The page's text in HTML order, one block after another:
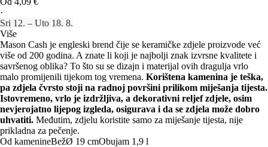
·
Sri 12. – Uto 18. 8.
Više
Mason Cash je engleski brend čije se keramičke zdjele proizvode već
više od 200 godina. A znate li koji je najbolji znak izvrsne kvalitete i
savršenog oblika? To što su se dizajn i materijal ovih dragulja vrlo
malo promijenili tijekom tog vremena. Korištena kamenina je teška,
pa zdjela čvrsto stoji na radnoj površini prilikom miješanja tijesta.
Istovremeno, vrlo je izdržljiva, a dekorativni reljef zdjele, osim
nevjerojatno lijepog izgleda, osigurava i da se zdjela može dobro
uhvatiti. Međutim, zdjelu koristite samo za miješanje tijesta, nije
prikladna za pečenje.
Od kamenineBežØ 19 cmObujam 1,9 l